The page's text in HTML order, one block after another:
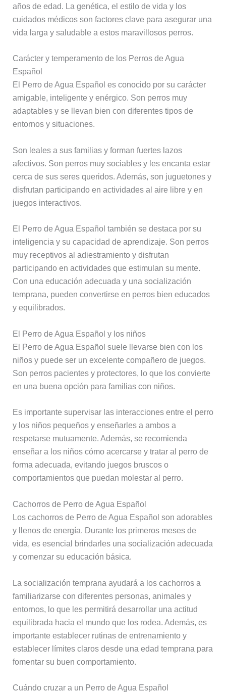
años de edad. La genética, el estilo de vida y los
cuidados médicos son factores clave para asegurar una
vida larga y saludable a estos maravillosos perros.
Carácter y temperamento de los Perros de Agua
Español
El Perro de Agua Español es conocido por su carácter
amigable, inteligente y enérgico. Son perros muy
adaptables y se llevan bien con diferentes tipos de
entornos y situaciones.
Son leales a sus familias y forman fuertes lazos
afectivos. Son perros muy sociables y les encanta estar
cerca de sus seres queridos. Además, son juguetones y
disfrutan participando en actividades al aire libre y en
juegos interactivos.
El Perro de Agua Español también se destaca por su
inteligencia y su capacidad de aprendizaje. Son perros
muy receptivos al adiestramiento y disfrutan
participando en actividades que estimulan su mente.
Con una educación adecuada y una socialización
temprana, pueden convertirse en perros bien educados
y equilibrados.
El Perro de Agua Español y los niños
El Perro de Agua Español suele llevarse bien con los
niños y puede ser un excelente compañero de juegos.
Son perros pacientes y protectores, lo que los convierte
en una buena opción para familias con niños.
Es importante supervisar las interacciones entre el perro
y los niños pequeños y enseñarles a ambos a
respetarse mutuamente. Además, se recomienda
enseñar a los niños cómo acercarse y tratar al perro de
forma adecuada, evitando juegos bruscos o
comportamientos que puedan molestar al perro.
Cachorros de Perro de Agua Español
Los cachorros de Perro de Agua Español son adorables
y llenos de energía. Durante los primeros meses de
vida, es esencial brindarles una socialización adecuada
y comenzar su educación básica.
La socialización temprana ayudará a los cachorros a
familiarizarse con diferentes personas, animales y
entornos, lo que les permitirá desarrollar una actitud
equilibrada hacia el mundo que los rodea. Además, es
importante establecer rutinas de entrenamiento y
establecer límites claros desde una edad temprana para
fomentar su buen comportamiento.
Cuándo cruzar a un Perro de Agua Español